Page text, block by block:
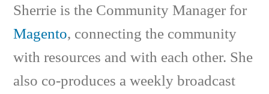
Sherrie is the Community Manager for
Magento, connecting the community
with resources and with each other. She
also co-produces a weekly broadcast